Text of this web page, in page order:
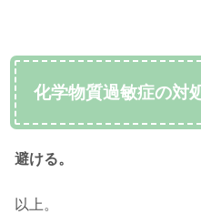
化学物質過敏症の対
避ける。
以上。